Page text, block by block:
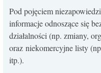
Pod pojęciem
informacje odnoszące się
działalności (np. zmiany,
oraz niekomercyjne listy
itp.).